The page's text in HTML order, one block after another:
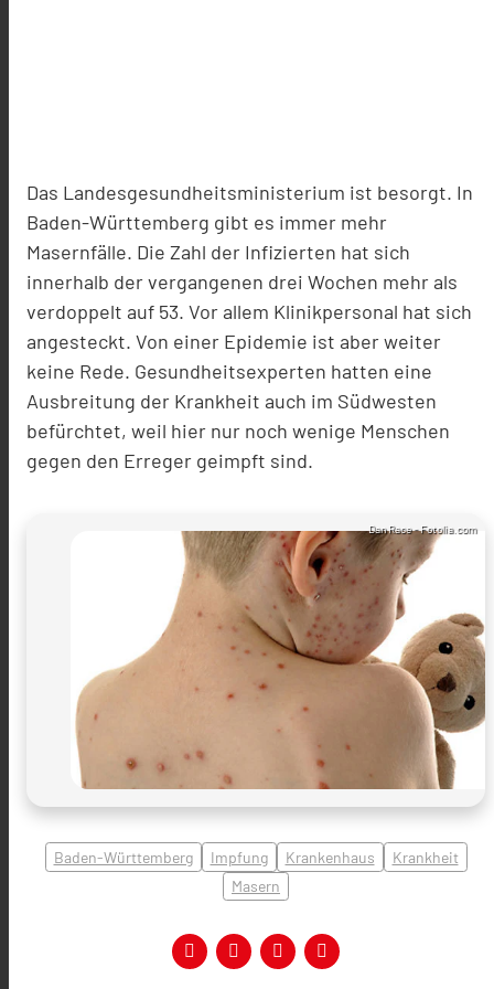
Das Landesgesundheitsministerium ist besorgt. In
Baden-Württemberg gibt es immer mehr
Masernfälle. Die Zahl der Infizierten hat sich
innerhalb der vergangenen drei Wochen mehr als
verdoppelt auf 53. Vor allem Klinikpersonal hat sich
angesteckt. Von einer Epidemie ist aber weiter
keine Rede. Gesundheitsexperten hatten eine
Ausbreitung der Krankheit auch im Südwesten
befürchtet, weil hier nur noch wenige Menschen
gegen den Erreger geimpft sind.
Dan Race - Fotolia.com
Baden-Württemberg Impfung Krankenhaus
Krankheit
Masern